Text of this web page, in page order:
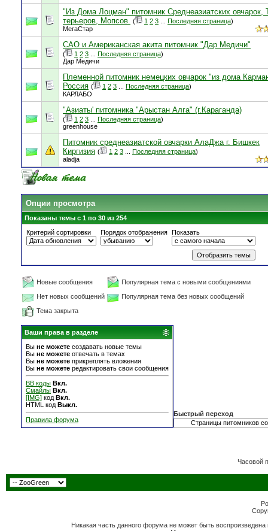
"Из Дома Лоцман" питомник Среднеазиатских овчарок,
терьеров, Мопсов. ( 1 2 3 Последняя страница)
МегаСтар
САО и Американская акита питомник "Дар Медичи"
( 1 2 3 Последняя страница)
Дар Медичи
Племенной питомник немецких овчарок "из дома
Россия ( 1 2 3 Последняя страница)
КАРЛАБО
"Азиаты' питомника "Арыстан Алга" (г.Караганда)
( 1 2 3 Последняя страница)
greenhouse
Питомник среднеазиатской овчарки АлаДжа г. Бишкек
Киргизия ( 1 2 3 Последняя страница)
aladja
Опции просмотра
Показаны темы с 1 по 30 из 254
Критерий сортировки
Порядок отображения Показать
Новые сообщения
Популярная тема с новыми сообщениями
Нет новых сообщений
Популярная тема без новых сообщений
Тема закрыта
Ваши права в разделе
Вы не можете создавать новые темы
Вы не можете отвечать в темах
Вы не можете прикреплять вложения
Вы не можете редактировать свои сообщения
BB коды Вкл.
Смайлы Вкл.
[IMG] код Вкл.
HTML код Выкл.
Правила форума
Быстрый переход
Часовой
Никакая часть данного форума не может быть